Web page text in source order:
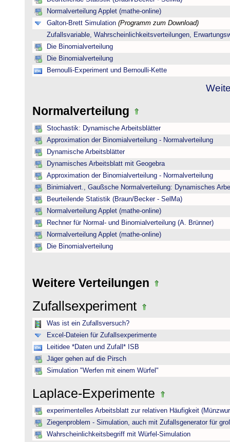
Normalverteilung Applet (mathe-online)
Galton-Brett Simulation (Programm zum Download)
Zufallsvariable, Wahrscheinlichkeitsverteilungen,
Die Binomialverteilung
Die Binomialverteilung
Bernoulli-Experiment und Bernoulli-Kette
Normalverteilung
Stochastik: Dynamische Arbeitsblätter
Approximation der Binomialverteilung - Normalverteilung
Dynamische Arbeitsblätter
Dynamisches Arbeitsblatt mit Geogebra
Approximation der Binomialverteilung - Normalverteilung
Binimialvert., Gaußsche Normalverteilung: Dynamisches
Beurteilende Statistik (Braun/Becker - SelMa)
Normalverteilung Applet (mathe-online)
Rechner für Normal- und Binomialverteilung (A. Brünner)
Normalverteilung Applet (mathe-online)
Die Binomialverteilung
Weitere Verteilungen
Zufallsexperiment
Was ist ein Zufallsversuch?
Excel-Dateien für Zufallsexperimente
Leitidee *Daten und Zufall* ISB
Jäger gehen auf die Pirsch
Simulation "Werfen mit einem Würfel"
Laplace-Experimente
experimentelles Arbeitsblatt zur relativen Häufigkeit
Ziegenproblem - Simulation, auch mit Zufallsgenerator für
Wahrscheinlichkeitsbegriff mit Würfel-Simulation